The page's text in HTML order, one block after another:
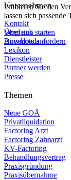
Probieren Sie den
lassen sich passende
Vergleich starten
Angebote anfordern
Unternehmen
Kontakt
Über uns
Downloads
Lexikon
Dienstleister
Partner werden
Presse
Themen
Neue GOÄ
Privatliquidation
Factoring Arzt
Factoring Zahnarzt
KV-Factoring
Behandlungsvertrag
Praxisgründung
Praxisübernahme